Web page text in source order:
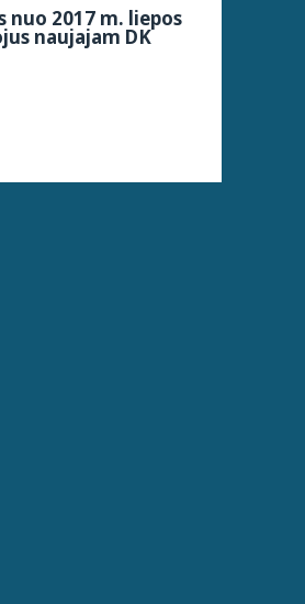
nuo 2017 m. liepos
naujajam DK